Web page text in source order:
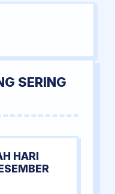
SERING
HARI